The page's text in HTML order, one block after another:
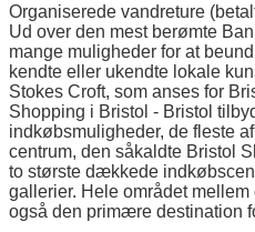
Organiserede vandreture
Ud over den mest berømte
mange muligheder for at
kendte eller ukendte lokale
Stokes Croft, som anses for
Shopping i Bristol - Bristol
indkøbsmuligheder, de fleste
centrum, den såkaldte Bristol
to største dækkede
gallerier. Hele området
også den primære destination